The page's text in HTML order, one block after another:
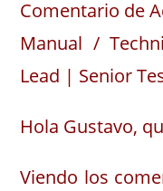
Comentario de
Manual /
Lead | Senior
Hola Gustavo,
Viendo los